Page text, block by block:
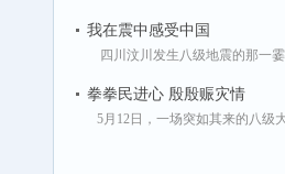
我在震中感受中国
四川汶川发生八级地震的那一
拳拳民进心 殷殷赈灾情
5月12日，一场突如其来的八级